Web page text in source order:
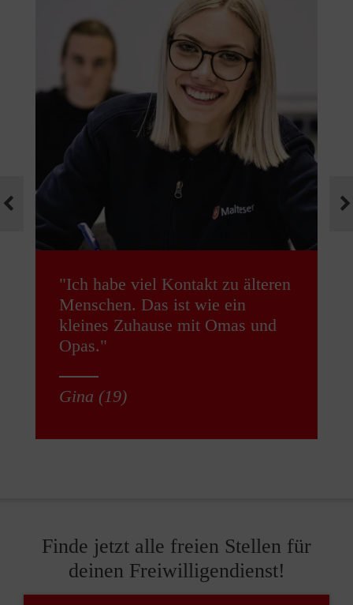
"Ich habe viel Kontakt zu älteren
Menschen. Das ist wie ein
kleines Zuhause mit Omas und
Opas."
Gina (19)
Finde jetzt alle freien Stellen für
deinen Freiwilligendienst!